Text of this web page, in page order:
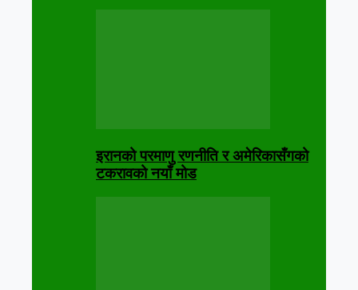
इरानको परमाणु रणनीति र अमेरिकासँगको
टकरावको नयाँ मोड